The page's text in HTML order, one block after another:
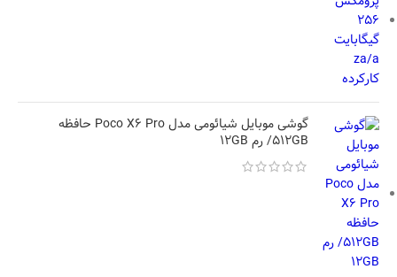
گوشی موبایل شیائومی مدل Poco X6 Pro حافظه
512GB/ رم 12GB